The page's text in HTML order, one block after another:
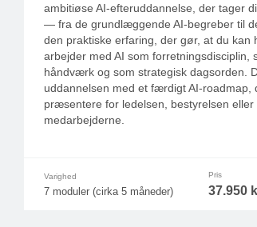
ambitiøse AI-efteruddannelse, der tager
— fra de grundlæggende AI-begreber til
den praktiske erfaring, der gør, at du kan
arbejder med AI som forretningsdisciplin,
håndværk og som strategisk dagsorden.
uddannelsen med et færdigt AI-roadmap,
præsentere for ledelsen, bestyrelsen eller
medarbejderne.
Varighed
7 moduler (cirka 5 måneder)
Pris
37.950